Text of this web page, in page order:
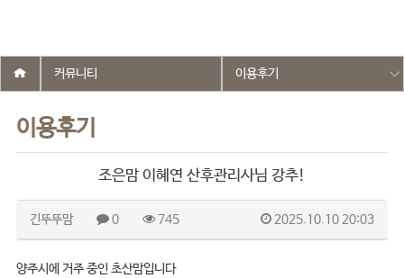
이용후기
커뮤니티 이용후기
조은맘 이혜연 산후관리사님 강추!
긴뚜뚜맘 0 745 2025.10.10 20:03
양주시에 거주 중인 초산맘입니다